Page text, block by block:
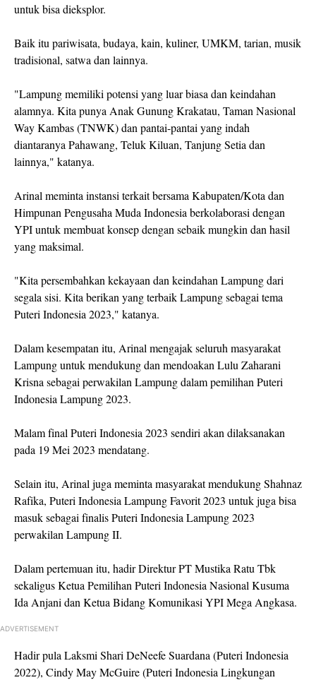
untuk bisa dieksplor.
Baik itu pariwisata, budaya, kain, kuliner, UMKM, tarian, musik
tradisional, satwa dan lainnya.
"Lampung memiliki potensi yang luar biasa dan keindahan
alamnya. Kita punya Anak Gunung Krakatau, Taman Nasional
Way Kambas (TNWK) dan pantai-pantai yang indah
diantaranya Pahawang, Teluk Kiluan, Tanjung Setia dan
lainnya," katanya.
Arinal meminta instansi terkait bersama Kabupaten/Kota dan
Himpunan Pengusaha Muda Indonesia berkolaborasi dengan
YPI untuk membuat konsep dengan sebaik mungkin dan hasil
yang maksimal.
"Kita persembahkan kekayaan dan keindahan Lampung dari
segala sisi. Kita berikan yang terbaik Lampung sebagai tema
Puteri Indonesia 2023," katanya.
Dalam kesempatan itu, Arinal mengajak seluruh masyarakat
Lampung untuk mendukung dan mendoakan Lulu Zaharani
Krisna sebagai perwakilan Lampung dalam pemilihan Puteri
Indonesia Lampung 2023.
Malam final Puteri Indonesia 2023 sendiri akan dilaksanakan
pada 19 Mei 2023 mendatang.
Selain itu, Arinal juga meminta masyarakat mendukung Shahnaz
Rafika, Puteri Indonesia Lampung Favorit 2023 untuk juga bisa
masuk sebagai finalis Puteri Indonesia Lampung 2023
perwakilan Lampung II.
Dalam pertemuan itu, hadir Direktur PT Mustika Ratu Tbk
sekaligus Ketua Pemilihan Puteri Indonesia Nasional Kusuma
Ida Anjani dan Ketua Bidang Komunikasi YPI Mega Angkasa.
ADVERTISEMENT
Hadir pula Laksmi Shari DeNeefe Suardana (Puteri Indonesia
2022), Cindy May McGuire (Puteri Indonesia Lingkungan